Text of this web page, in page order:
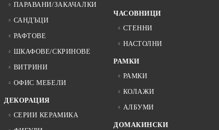
ПАРАВАНИ/ЗАКАЧАЛКИ
САНДЪЦИ
РАФТОВЕ
ШКАФОВЕ/СКРИНОВЕ
ВИТРИНИ
ОФИС МЕБЕЛИ
ДЕКОРАЦИЯ
СЕРИИ КЕРАМИКА
ЧАСОВНИЦИ
СТЕННИ
НАСТОЛНИ
РАМКИ
РАМКИ
КОЛАЖИ
АЛБУМИ
ДОМАКИНСКИ